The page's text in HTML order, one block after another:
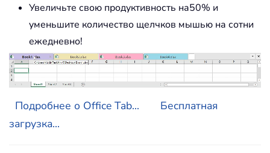
Увеличьте свою продуктивность на50% и
уменьшите количество щелчков мышью на сотни
ежедневно!
Подробнее о Office Tab...
Бесплатная
загрузка...